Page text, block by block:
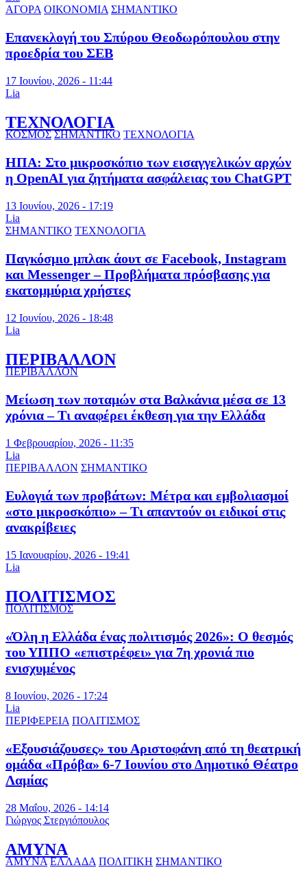
ΑΓΟΡΑ ΟΙΚΟΝΟΜΙΑ ΣΗΜΑΝΤΙΚΟ
Επανεκλογή του Σπύρου Θεοδωρόπουλου στην
προεδρία του ΣΕΒ
17 Ιουνίου, 2026 - 11:44
Lia
ΤΕΧΝΟΛΟΓΙΑ
ΚΟΣΜΟΣ ΣΗΜΑΝΤΙΚΟ ΤΕΧΝΟΛΟΓΙΑ
ΗΠΑ: Στο μικροσκόπιο των εισαγγελικών αρχών
η OpenAI για ζητήματα ασφάλειας του ChatGPT
13 Ιουνίου, 2026 - 17:19
Lia
ΣΗΜΑΝΤΙΚΟ ΤΕΧΝΟΛΟΓΙΑ
Παγκόσμιο μπλακ άουτ σε Facebook, Instagram
και Messenger – Προβλήματα πρόσβασης για
εκατομμύρια χρήστες
12 Ιουνίου, 2026 - 18:48
Lia
ΠΕΡΙΒΑΛΛΟΝ
ΠΕΡΙΒΑΛΛΟΝ
Μείωση των ποταμών στα Βαλκάνια μέσα σε 13
χρόνια – Τι αναφέρει έκθεση για την Ελλάδα
1 Φεβρουαρίου, 2026 - 11:35
Lia
ΠΕΡΙΒΑΛΛΟΝ ΣΗΜΑΝΤΙΚΟ
Ευλογιά των προβάτων: Μέτρα και εμβολιασμοί
«στο μικροσκόπιο» – Τι απαντούν οι ειδικοί στις
ανακρίβειες
15 Ιανουαρίου, 2026 - 19:41
Lia
ΠΟΛΙΤΙΣΜΟΣ
ΠΟΛΙΤΙΣΜΟΣ
«Όλη η Ελλάδα ένας πολιτισμός 2026»: Ο θεσμός
του ΥΠΠΟ «επιστρέφει» για 7η χρονιά πιο
ενισχυμένος
8 Ιουνίου, 2026 - 17:24
Lia
ΠΕΡΙΦΕΡΕΙΑ ΠΟΛΙΤΙΣΜΟΣ
«Εξουσιάζουσες» του Αριστοφάνη από τη θεατρική
ομάδα «Πρόβα» 6-7 Ιουνίου στο Δημοτικό Θέατρο
Λαμίας
28 Μαΐου, 2026 - 14:14
Γιώργος Στεργιόπουλος
ΑΜΥΝΑ
ΑΜΥΝΑ ΕΛΛΑΔΑ ΠΟΛΙΤΙΚΗ ΣΗΜΑΝΤΙΚΟ